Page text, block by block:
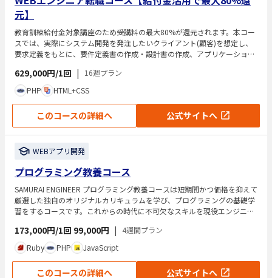
元】
教育訓練給付金対象講座のため受講料の最大80%が還元されます。本コー
スでは、実際にシステム開発を発注したいクライアント(顧客)を想定し、
要求定義をもとに、要件定義書の作成・設計書の作成、アプリケーション
629,000円/1回 |
16週プラン
PHP
HTML+CSS
このコースの詳細へ 公式サイトへ
WEBアプリ開発
プログラミング教養コース
SAMURAI ENGINEER プログラミング教養コースは短期間かつ価格を抑えて
厳選した独自のオリジナルカリキュラムを学び、プログラミングの基礎学
習をするコースです。これからの時代に不可欠なスキルを現役エンジニア
173,000円/1回 99,000円 |
4週間プラン
Ruby
PHP JavaScript
このコースの詳細へ 公式サイトへ